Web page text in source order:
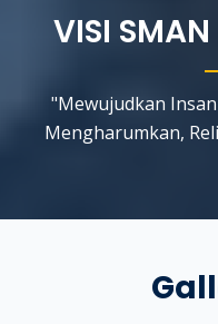
VISI
"Mewujudkan Insan
Mengharumkan,